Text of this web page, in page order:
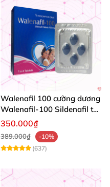
Walenafil 100 cường dương
Walenafil-100 Sildenafil trị
xuất tinh sớm tăng sinh lý
kéo dài thời gian
350.000₫
389.000₫
-10%
(637)